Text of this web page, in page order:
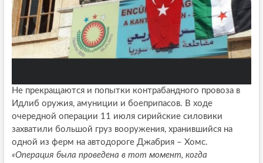
Не прекращаются и попытки контрабандного провоза в
Идлиб оружия, амуниции и боеприпасов. В ходе
очередной операции 11 июля сирийские силовики
захватили большой груз вооружения, хранившийся на
одной из ферм на автодороге Джабрия – Хомс.
«Операция была проведена в тот момент, когда